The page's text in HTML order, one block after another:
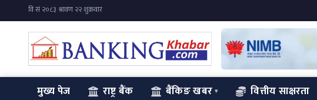
मुख्य पेज राष्ट्र बैंक बैंकिङ खबर वित्तीय साक्षरता